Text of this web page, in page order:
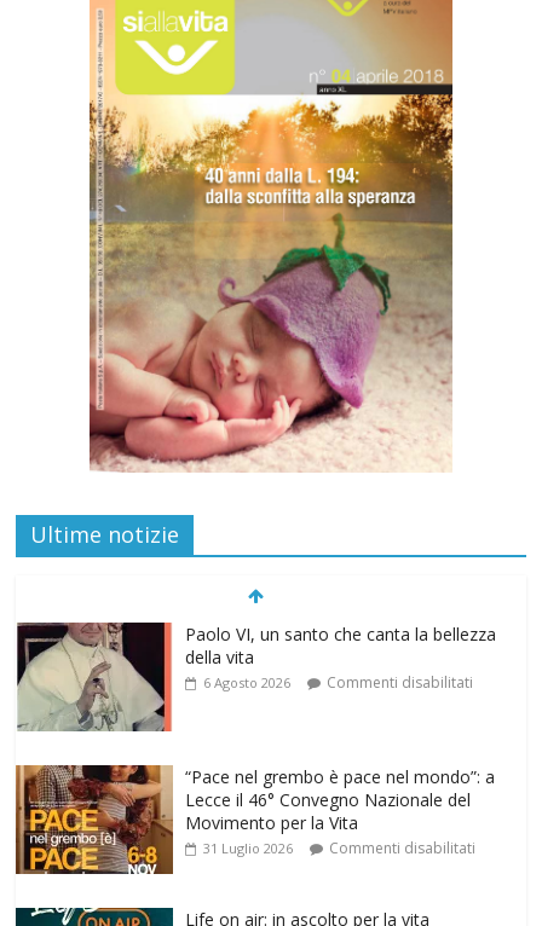
Ultime notizie
della vita
“Pace nel grembo è pace nel mondo”: a
Lecce il 46° Convegno Nazionale del
Life on air: in ascolto per la vita
26 Luglio 2026 Commenti disabilitati